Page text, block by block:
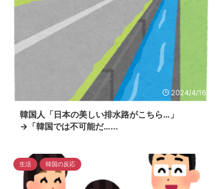
2024/4/16
韓国人「日本の美しい排水路がこちら…」
→「韓国では不可能だ…...
生活 韓国の反応